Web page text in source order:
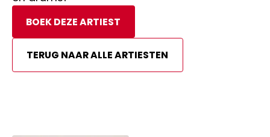
BOEK DEZE ARTIEST
TERUG NAAR ALLE ARTIESTEN